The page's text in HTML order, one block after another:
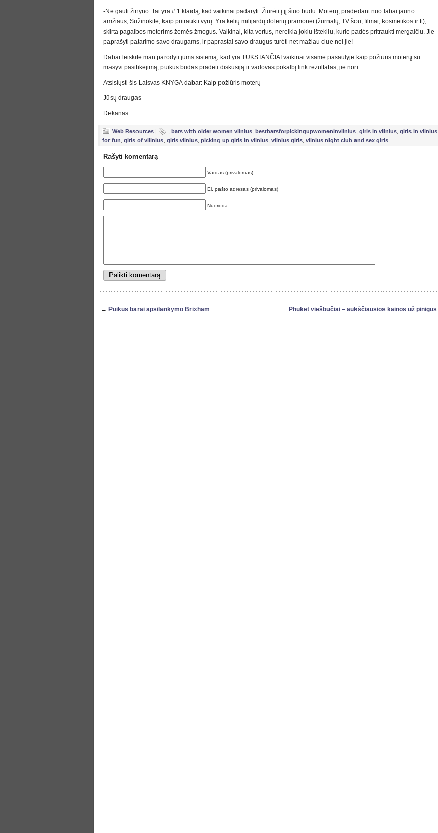
-Ne gauti žinyno. Tai yra # 1 klaidą, kad vaikinai padaryti. Žiūrėti į jį šiuo būdu. Moterų, pradedant nuo labai jauno
amžiaus, Sužinokite, kaip pritraukti vyrų. Yra kelių milijardų dolerių pramonei (žurnalų, TV šou, filmai, kosmetikos ir tt),
skirta pagalbos moterims žemės žmogus. Vaikinai, kita vertus, nereikia jokių išteklių, kurie padės pritraukti mergaičių. Jie
paprašyti patarimo savo draugams, ir paprastai savo draugus turėti net mažiau clue nei jie!
Dabar leiskite man parodyti jums sistemą, kad yra TŪKSTANČIAI vaikinai visame pasaulyje kaip požiūris moterų su
masyvi pasitikėjimą, puikus būdas pradėti diskusiją ir vadovas pokalbį link rezultatas, jie nori…
Atsisiųsti šis Laisvas KNYGĄ dabar: Kaip požiūris moterų
Jūsų draugas
Dekanas
Web Resources | bars with older women vilnius bestbarsforpickingupwomeninvilnius girls in vilnius girls in vilnius
for fun girls of vilinius girls vilnius picking up girls in vilnius vilnius girls vilnius night club and sex girls
Rašyti komentarą
Vardas (privalomas)
El. pašto adresas (privalomas)
Nuoroda
← Puikus barai apsilankymo Brixham Phuket viešbučiai – aukščiausios kainos už pinigus